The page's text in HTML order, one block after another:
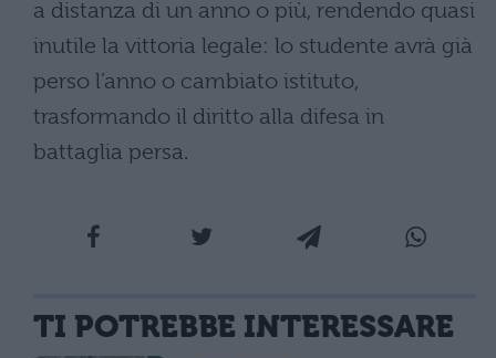
a distanza di un anno o più, rendendo quasi
inutile la vittoria legale: lo studente avrà già
perso l’anno o cambiato istituto,
trasformando il diritto alla difesa in
battaglia persa.
TI POTREBBE INTERESSARE